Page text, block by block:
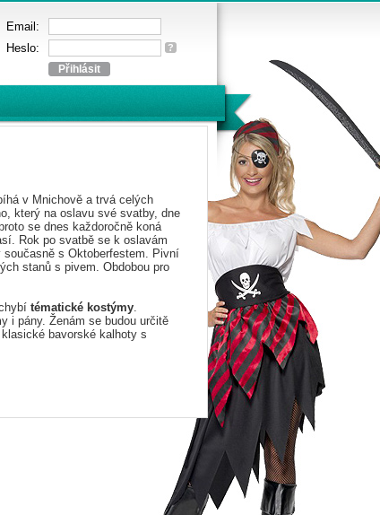
Email:
Heslo:
?
v Mnichově a trvá celých
který na oslavu své svatby, dne
se dnes každoročně koná
Rok po svatbě se k oslavám
s Oktoberfestem. Pivní
stanů s pivem. Obdobou pro
tématické kostýmy.
i pány. Ženám se budou určitě
bavorské kalhoty s